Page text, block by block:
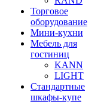
Торговое
оборудование
Мини-кухни
Мебель для
гостиниц
KANN
LIGHT
Стандартные
шкафы-купе